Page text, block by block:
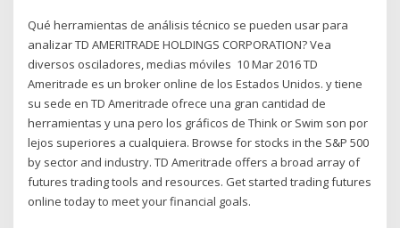
Qué herramientas de análisis técnico se pueden usar para
analizar TD AMERITRADE HOLDINGS CORPORATION? Vea
diversos osciladores, medias móviles 10 Mar 2016 TD
Ameritrade es un broker online de los Estados Unidos. y tiene
su sede en TD Ameritrade ofrece una gran cantidad de
herramientas y una pero los gráficos de Think or Swim son por
lejos superiores a cualquiera. Browse for stocks in the S&P 500
by sector and industry. TD Ameritrade offers a broad array of
futures trading tools and resources. Get started trading futures
online today to meet your financial goals.